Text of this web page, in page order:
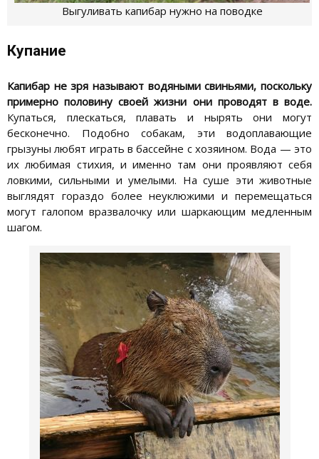
Выгуливать капибар нужно на поводке
Купание
Капибар не зря называют водяными свиньями, поскольку
примерно половину своей жизни они проводят в воде.
Купаться, плескаться, плавать и нырять они могут
бесконечно. Подобно собакам, эти водоплавающие
грызуны любят играть в бассейне с хозяином. Вода — это
их любимая стихия, и именно там они проявляют себя
ловкими, сильными и умелыми. На суше эти животные
выглядят гораздо более неуклюжими и перемещаться
могут галопом вразвалочку или шаркающим медленным
шагом.